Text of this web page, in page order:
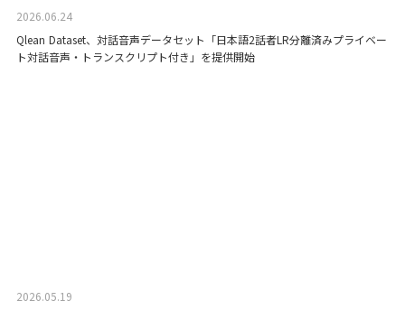
2026.06.24
Qlean Dataset、対話音声データセット「日本語2話者LR分離済みプライベー
ト対話音声・トランスクリプト付き」を提供開始
2026.05.19